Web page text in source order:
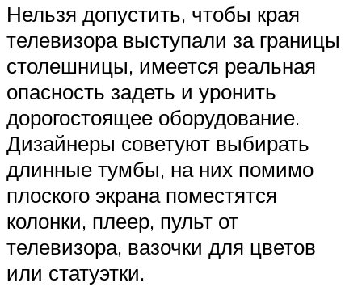
Нельзя допустить, чтобы края
телевизора выступали за границы
столешницы, имеется реальная
опасность задеть и уронить
дорогостоящее оборудование.
Дизайнеры советуют выбирать
длинные тумбы, на них помимо
плоского экрана поместятся
колонки, плеер, пульт от
телевизора, вазочки для цветов
или статуэтки.